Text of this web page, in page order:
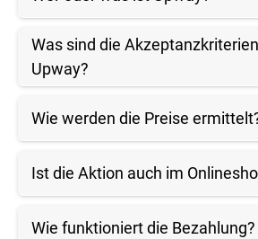
Was sind die
Upway?
Wie werden die Preise
Ist die Aktion auch im
Wie funktioniert die Bezahlung?